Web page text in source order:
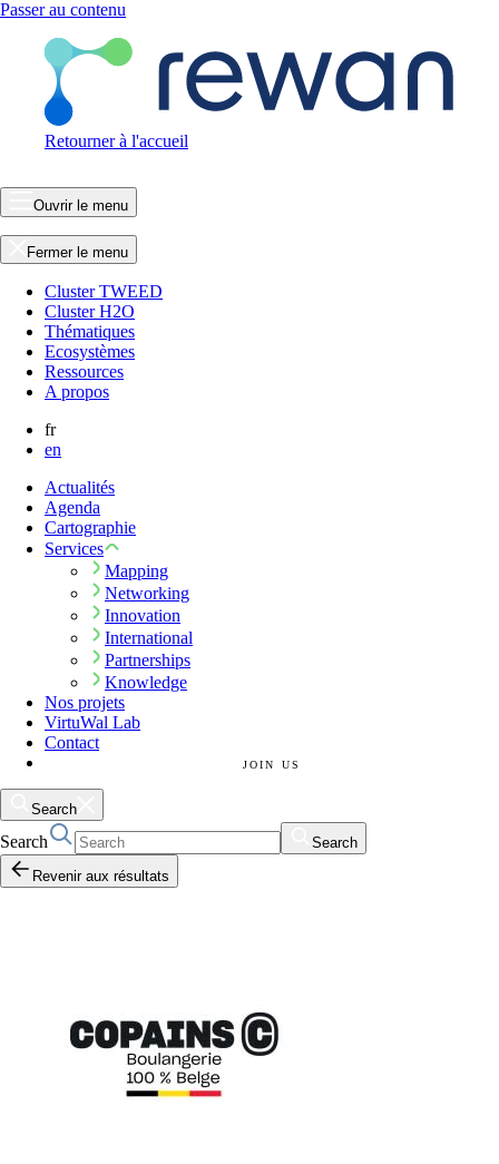
Passer au contenu
Retourner à l'accueil
Ouvrir le menu
Fermer le menu
Cluster TWEED
Cluster H2O
Thématiques
Ecosystèmes
Ressources
A propos
fr
en
Actualités
Agenda
Cartographie
Services
Mapping
Networking
Innovation
International
Partnerships
Knowledge
Nos projets
VirtuWal Lab
Contact
JOIN US
Search
Search
Search
Revenir aux résultats